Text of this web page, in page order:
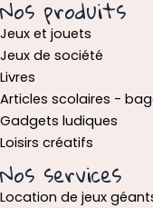
Nos produits
Jeux et jouets
Jeux de société
Livres
Articles scolaires -
Gadgets ludiques
Loisirs créatifs
Nos services
Location de jeux